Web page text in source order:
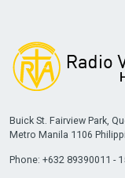
Buick St. Fairview Park,
Metro Manila 1106
Phone: +632 89390011 -